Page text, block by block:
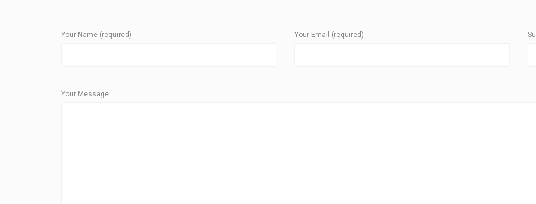
Your Name (required) Your Email (required)
Your Message